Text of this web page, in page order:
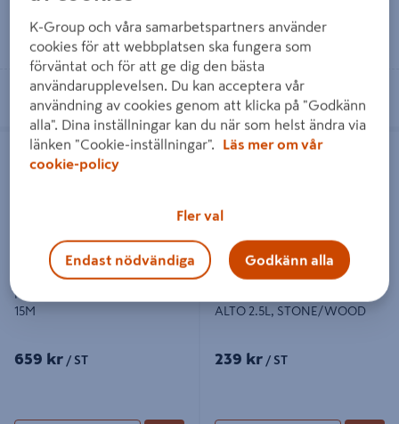
Läs mer
Se lagerstatus i din butik
Läs mer
Se lagerstatus i din butik
RÖR & AVLOPPSRENSARE 15M
RÖR & AVLOPPSRENSARE
15M
659 kr / ST
MOSS&ALGTVÄTT NILFISK ALTO
ALTO 2.5L, STONE/WOOD
239 kr / ST
K-Group och våra samarbetspartners använder
cookies för att webbplatsen ska fungera som
förväntat och för att ge dig den bästa
användarupplevelsen. Du kan acceptera vår
användning av cookies genom att klicka på "Godkänn
alla". Dina inställningar kan du när som helst ändra via
länken "Cookie-inställningar".
Läs mer om vår
cookie-policy
Fler val
Endast nödvändiga Godkänn alla